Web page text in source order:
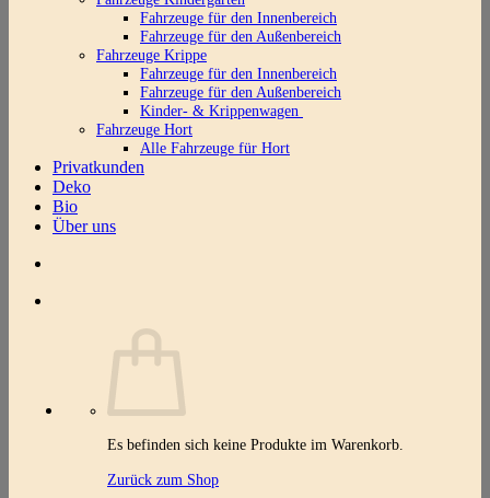
Fahrzeuge für den Innenbereich
Fahrzeuge für den Außenbereich
Fahrzeuge Krippe
Fahrzeuge für den Innenbereich
Fahrzeuge für den Außenbereich
Kinder- & Krippenwagen
Fahrzeuge Hort
Alle Fahrzeuge für Hort
Privatkunden
Deko
Bio
Über uns
Es befinden sich keine Produkte im Warenkorb.
Zurück zum Shop